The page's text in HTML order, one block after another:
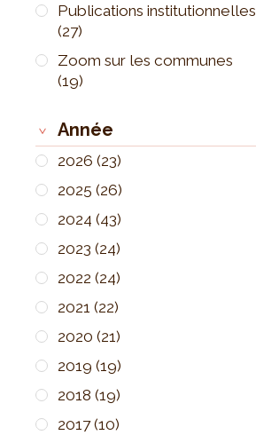
Publications institutionnelles
(27)
Zoom sur les communes
(19)
Année
2026 (23)
2025 (26)
2024 (43)
2023 (24)
2022 (24)
2021 (22)
2020 (21)
2019 (19)
2018 (19)
2017 (10)